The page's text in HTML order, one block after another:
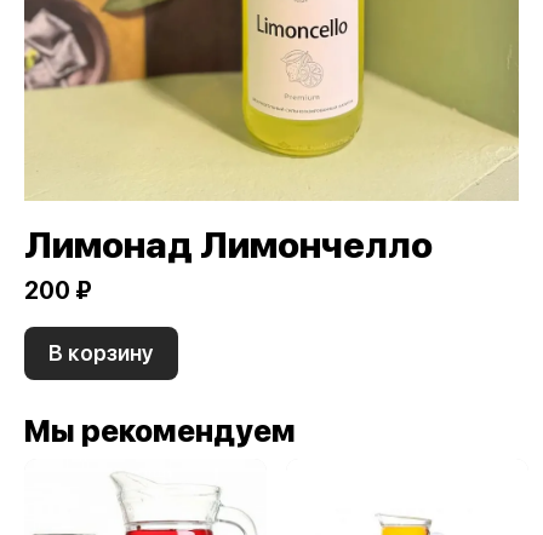
Лимонад Лимончелло
200 ₽
В корзину
Мы рекомендуем